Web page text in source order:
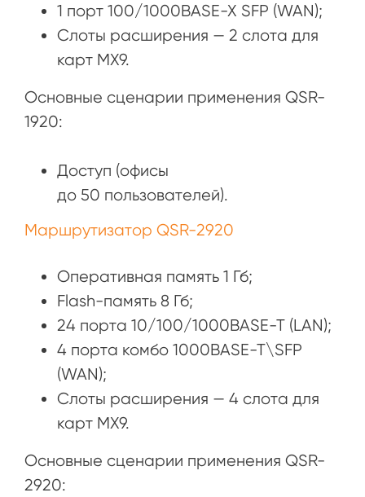
1 порт 100/1000BASE-X SFP (WAN);
Слоты расширения — 2 слота для
карт MX9.
Основные сценарии применения QSR-
1920:
Доступ (офисы
до 50 пользователей).
Маршрутизатор QSR-2920
Оперативная память 1 Гб;
Flash-память 8 Гб;
24 порта 10/100/1000BASE-T (LAN);
4 порта комбо 1000BASE-T\SFP
(WAN);
Слоты расширения — 4 слота для
карт MX9.
Основные сценарии применения QSR-
2920: